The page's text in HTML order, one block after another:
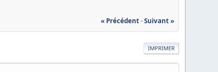
« Précédent-Suivant »
IMPRIMER